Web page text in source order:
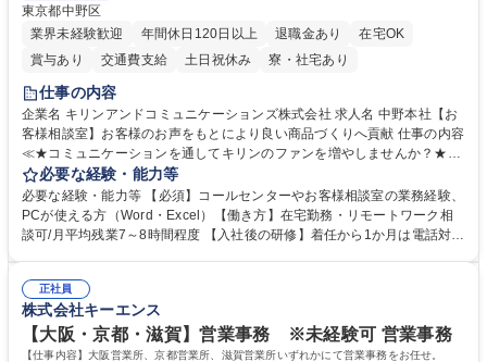
東京都中野区
業界未経験歓迎
年間休日120日以上 退職金あり
在宅OK
賞与あり
交通費支給 土日祝休み 寮・社宅あり
仕事の内容
企業名 キリンアンドコミュニケーションズ株式会社 求人名 中野本社【お
客様相談室】お客様のお声をもとにより良い商品づくりへ貢献 仕事の内容
≪★コミュニケーションを通してキリンのファンを増やしませんか？★≫
お客様のお声をより良い商品づくりに活かしていく上で、窓口となるお客
様相談室でのお仕事です。 日々お客様からいただくキリングループへのご
意見を、企業活動に活かしています。お客様からの声に迅速かつ誠意をも
って対応、情報提供するとともにグループ内活動に反映しています。 【具
平均100件前後■メール・手紙：同上40件前後 募集職種 中野本社【お客様
相談室】お客様のお声をもとにより良い商品づくりへ貢献
必要な経験・能力等
必要な経験・能力等 【必須】コールセンターやお客様相談室の業務経験、
PCが使える方（Word・Excel）【働き方】在宅勤務・リモートワーク相
談可/月平均残業7～8時間程度 【入社後の研修】着任から1か月は電話対応
すのでご安心ください。 【当社について】キリングループの広報機能を担
う会社として、お客様との出会いを大切にし、磨き上げたホスピタリティ
を込めてコミュニケーションをとりながら広報関連業務を行っておりま
す。 学歴・資格 学歴：大学院 大学 高専 短大 専修学校 高校 語学力： 資
正社員
株式会社キーエンス
【大阪・京都・滋賀】営業事務 ※未経験可 営業事務
【仕事内容】大阪営業所、京都営業所、滋賀営業所いずれかにて営業事務をお任せ。